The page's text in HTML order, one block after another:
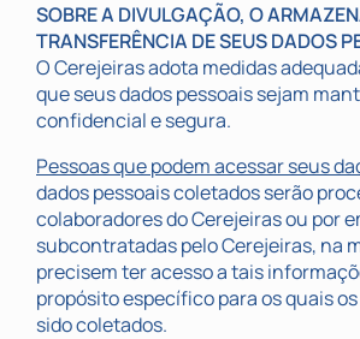
SOBRE A DIVULGAÇÃO, O
TRANSFERÊNCIA DE SEUS DADOS
O Cerejeiras adota medidas
que seus dados pessoais sejam
confidencial e segura.
Pessoas que podem acessar seus
dados pessoais coletados serão
colaboradores do Cerejeiras ou por
subcontratadas pelo Cerejeiras, na
precisem ter acesso a tais
propósito específico para os quais
sido coletados.